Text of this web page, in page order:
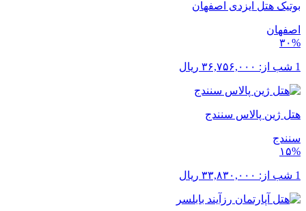
بوتیک هتل ایزدی اصفهان
اصفهان
۳۰%
1 شب از: ۳۶,۷۵۶,۰۰۰ ریال
هتل ژین پالاس سنندج
سنندج
۱۵%
1 شب از: ۳۳,۸۳۰,۰۰۰ ریال